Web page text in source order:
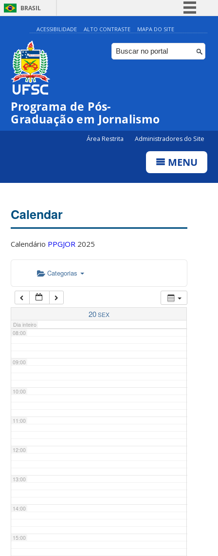
BRASIL
Simplifique!
Comunica BR
Participe
ACESSIBILIDADE ALTO CONTRASTE MAPA DO SITE
Programa de Pós-
Graduação em Jornalismo
Área Restrita Administradores do Site
MENU
Calendar
Calendário PPGJOR 2025
Categorias
20SEX
Dia inteiro
04:00
05:00
07:00
08:00
09:00
10:00
11:00
12:00
13:00
14:00
15:00